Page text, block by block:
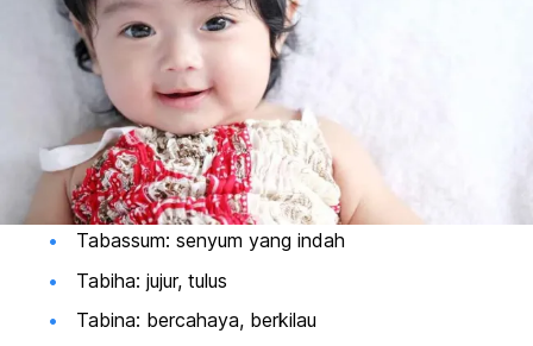
Tabassum: senyum yang indah
Tabiha: jujur, tulus
Tabina: bercahaya, berkilau